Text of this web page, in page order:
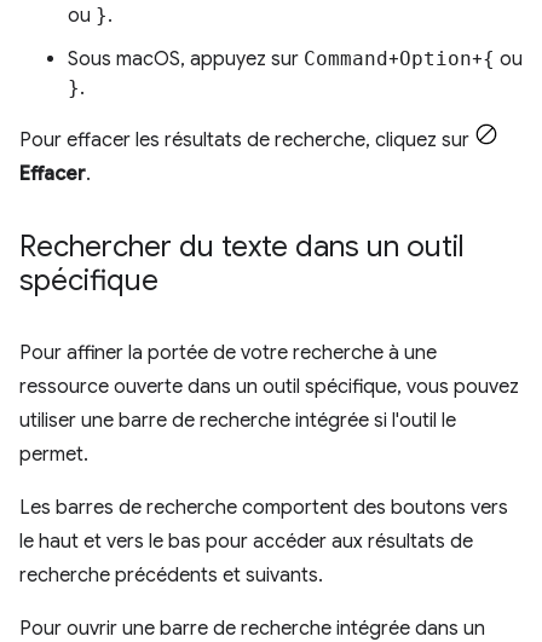
ou }.
Sous macOS, appuyez sur Command+Option+{ ou
}.
Pour effacer les résultats de recherche, cliquez sur
Effacer.
Rechercher du texte dans un outil
spécifique
Pour affiner la portée de votre recherche à une
ressource ouverte dans un outil spécifique, vous pouvez
utiliser une barre de recherche intégrée si l'outil le
permet.
Les barres de recherche comportent des boutons vers
le haut et vers le bas pour accéder aux résultats de
recherche précédents et suivants.
Pour ouvrir une barre de recherche intégrée dans un